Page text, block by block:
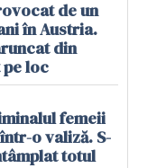
de un
în Austria.
din
pe loc
femeii
o valiză. S-
totul